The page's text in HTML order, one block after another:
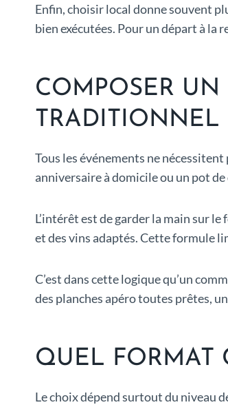
Enfin, choisir local donne souvent
bien exécutées. Pour un départ à
COMPOSER UN
TRADITIONNEL
Tous les événements ne
anniversaire à domicile ou un pot
L’intérêt est de garder la main sur
et des vins adaptés. Cette formule
C’est dans cette logique qu’un
des planches apéro toutes prêtes,
QUEL FORMAT
Le choix dépend surtout du niveau